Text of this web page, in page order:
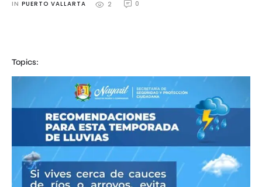
IN PUERTO VALLARTA 2 0
Topics: